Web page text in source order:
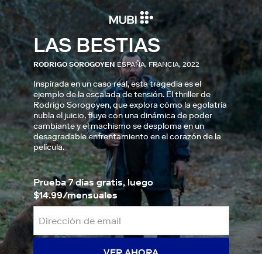
LAS BESTIAS
RODRIGO SOROGOYEN ESPAÑA, FRANCIA, 2022
Inspirada en un caso real, esta tragedia es el
ejemplo de la escalada de tensión. El thriller de
Rodrigo Sorogoyen, que explora cómo la egolatría
nubla el juicio, fluye con una dinámica de poder
cambiante y el machismo se desploma en un
desagradable enfrentamiento en el corazón de la
película.
Prueba 7 días gratis, luego
$14.99/mensuales